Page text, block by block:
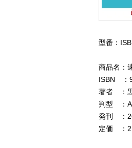
型番：
商品名：
ISBN ：
著者 ：
判型 ：
発刊 ：
定価 ：